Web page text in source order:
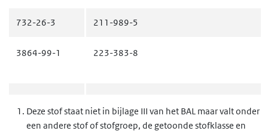
732-26-3 211-989-5
3864-99-1 223-383-8
7311-27-5 230-770-5
Deze stof staat niet in bijlage III van het BAL maar valt onder
een andere stof of stofgroep, de getoonde stofklasse en